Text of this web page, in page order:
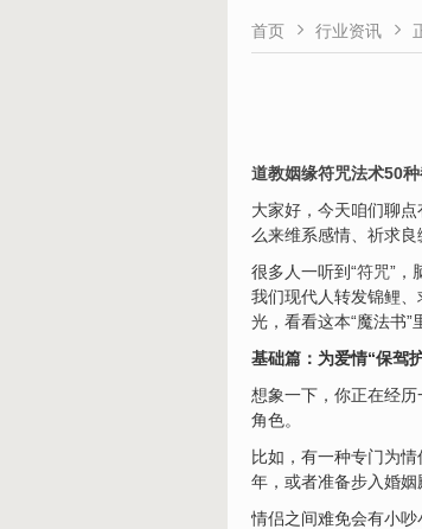
首页  行业资讯 
道教姻缘符咒法术50种
大家好，今天咱们聊
么来维系感情、祈求
很多人一听到“符咒”，
我们现代人转发锦鲤
光，看看这本“魔法书”
基础篇：为爱情“保驾
想象一下，你正在经
角色。
比如，有一种专门为
年，或者准备步入婚姻
情侣之间难免会有小吵